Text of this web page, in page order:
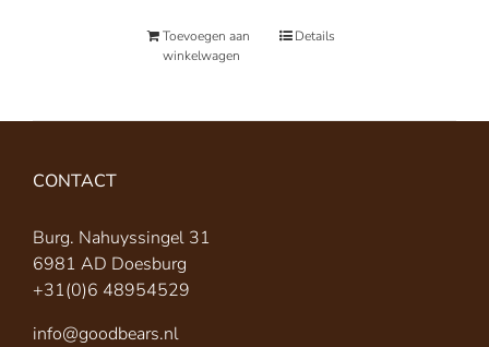
Toevoegen aan
winkelwagen
Details
CONTACT
Burg. Nahuyssingel 31
6981 AD Doesburg
+31(0)6 48954529
info@goodbears.nl